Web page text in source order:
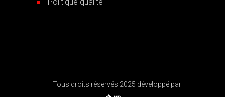
Politique qualité
Tous droits réservés 2025 développé par